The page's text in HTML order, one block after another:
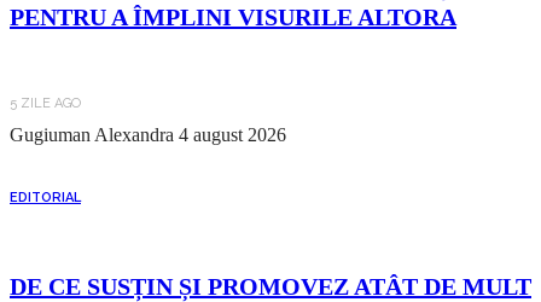
PENTRU A ÎMPLINI VISURILE ALTORA
5 ZILE AGO
Gugiuman Alexandra 4 august 2026
EDITORIAL
DE CE SUSȚIN ȘI PROMOVEZ ATÂT DE MULT